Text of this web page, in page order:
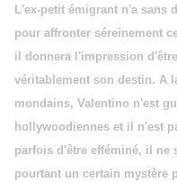
L'ex-petit émigrant n'a sans
pour affronter séreinement
il donnera l'impression
véritablement son destin. A
mondains, Valentino n'est
hollywoodiennes et il n'est
parfois d'être efféminé, il ne
pourtant un certain mystère